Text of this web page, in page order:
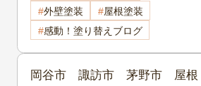
外壁塗装
屋根塗装
感動！塗り替えブログ
岡谷市 諏訪市 茅野市 屋根